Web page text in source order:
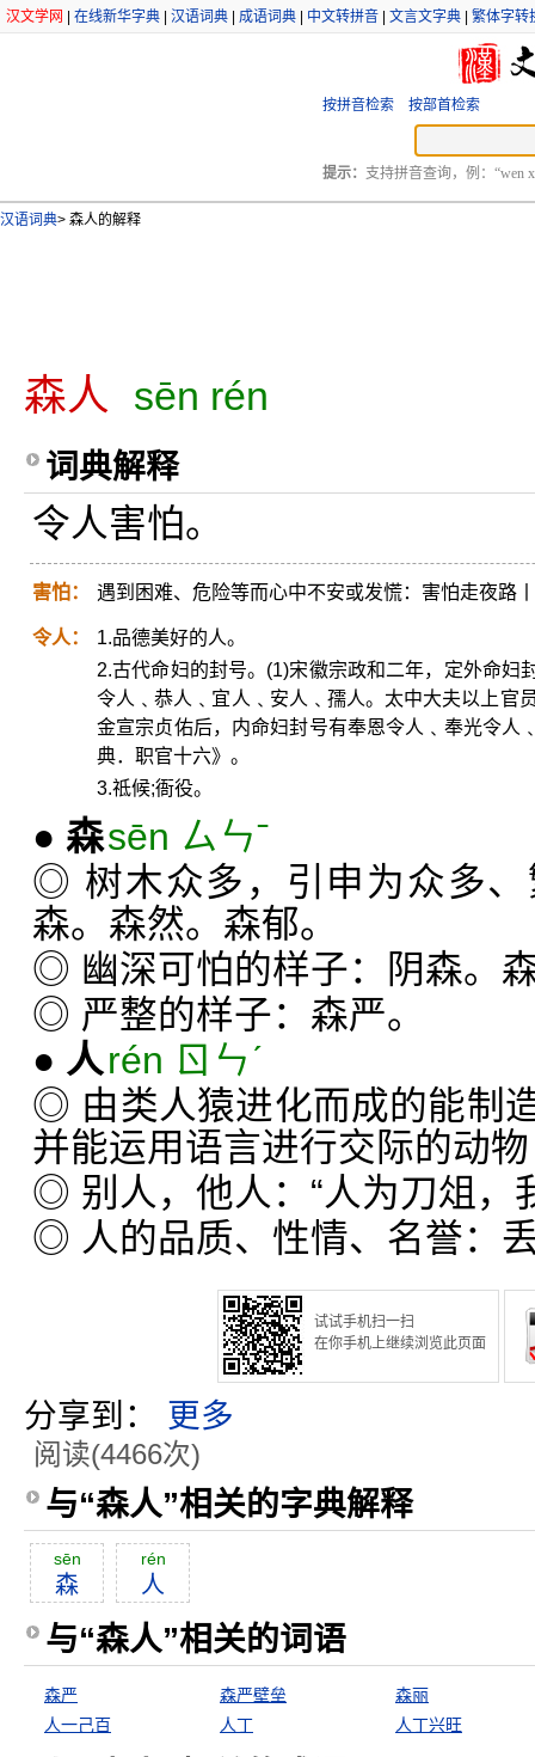
汉文学网 在线新华字典 汉语词典 成语词典 中文转拼音 文言文字典 繁体字转
按拼音检索 按部首检索
提示： 支持拼音查询，例：“wen
汉语词典> 森人的解释
森人 sēn rén
词典解释
令人害怕。
害怕： 遇到困难、危险等而心中不安或发慌：害怕走夜路
令人：
1.品德美好的人。
2.古代命妇的封号。(1)宋徽宗政和二年，定外命妇
令人﹑恭人﹑宜人﹑安人﹑孺人。太中大夫以上官
金宣宗贞佑后，内命妇封号有奉恩令人﹑奉光令人
典．职官十六》。
3.祗候;衙役。
● 森sēn ㄙㄣˉ
◎ 树木众多，引申为众多
森。森然。森郁。
◎ 幽深可怕的样子：阴森。
◎ 严整的样子：森严。
● 人rén ㄖㄣˊ
◎ 由类人猿进化而成的能制
并能运用语言进行交际的动
◎ 别人，他人：“人为刀俎，
◎ 人的品质、性情、名誉：
试试手机扫一扫
在你手机上继续浏览此页面
分享到： 更多
阅读(4466次)
与“森人”相关的字典解释
sēn
森
rén
人
与“森人”相关的词语
森严 森严壁垒
森丽
人一己百
人丁 人丁兴旺